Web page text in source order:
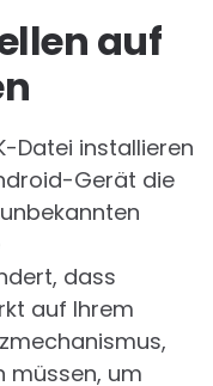
auf
Datei installieren
Gerät die
dass
auf Ihrem
müssen, um